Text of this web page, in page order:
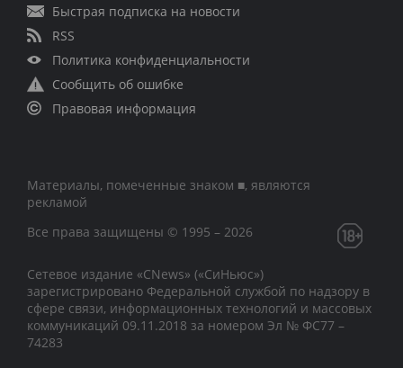
Быстрая подписка на новости
RSS
Политика конфиденциальности
Сообщить об ошибке
Правовая информация
Материалы, помеченные знаком ■, являются
рекламой
Все права защищены © 1995 – 2026
Сетевое издание «CNews» («СиНьюс»)
зарегистрировано Федеральной службой по надзору в
сфере связи, информационных технологий и массовых
коммуникаций 09.11.2018 за номером Эл № ФС77 –
74283